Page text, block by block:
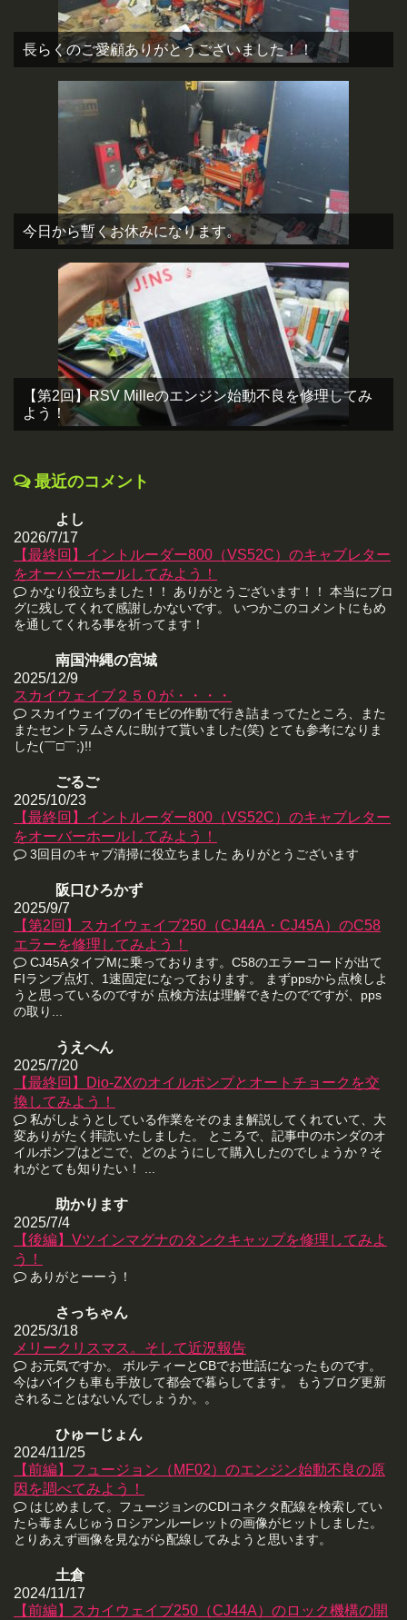
長らくのご愛顧ありがとうございました！！
今日から暫くお休みになります。
【第2回】RSV Milleのエンジン始動不良を修理してみ
よう！
最近のコメント
よし
2026/7/17
【最終回】イントルーダー800（VS52C）のキャブレター
をオーバーホールしてみよう！
かなり役立ちました！！ ありがとうございます！！ 本当にブロ
グに残してくれて感謝しかないです。 いつかこのコメントにもめ
を通してくれる事を祈ってます！
南国沖縄の宮城
2025/12/9
スカイウェイブ２５０が・・・・
スカイウェイブのイモビの作動で行き詰まってたところ、また
またセントラムさんに助けて貰いました(笑) とても参考になりま
した(￣□￣;)!!
ごるご
2025/10/23
【最終回】イントルーダー800（VS52C）のキャブレター
をオーバーホールしてみよう！
3回目のキャブ清掃に役立ちました ありがとうございます
阪口ひろかず
2025/9/7
【第2回】スカイウェイブ250（CJ44A・CJ45A）のC58
エラーを修理してみよう！
CJ45AタイプMに乗っております。C58のエラーコードが出て
FIランプ点灯、1速固定になっております。 まずppsから点検しよ
うと思っているのですが 点検方法は理解できたのでですが、pps
の取り...
うえへん
2025/7/20
【最終回】Dio-ZXのオイルポンプとオートチョークを交
換してみよう！
私がしようとしている作業をそのまま解説してくれていて、大
変ありがたく拝読いたしました。 ところで、記事中のホンダのオ
イルポンプはどこで、どのようにして購入したのでしょうか？そ
れがとても知りたい！ ...
助かります
2025/7/4
【後編】Vツインマグナのタンクキャップを修理してみよ
う！
ありがとーーう！
さっちゃん
2025/3/18
メリークリスマス。そして近況報告
お元気ですか。 ボルティーとCBでお世話になったものです。
今はバイクも車も手放して都会で暮らしてます。 もうブログ更新
されることはないんでしょうか。。
ひゅーじょん
2024/11/25
【前編】フュージョン（MF02）のエンジン始動不良の原
因を調べてみよう！
はじめまして。フュージョンのCDIコネクタ配線を検索してい
たら毒まんじゅうロシアンルーレットの画像がヒットしました。
とりあえず画像を見ながら配線してみようと思います。
土倉
2024/11/17
【前編】スカイウェイブ250（CJ44A）のロック機構の開